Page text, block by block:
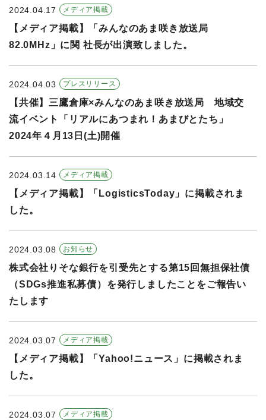
2024.04.17 メディア掲載
【メディア掲載】「みんなのあま咲き放送局
82.0MHz」に関 社長が出演致しました。
2024.04.03 プレスリリース
【共催】三鷹倉庫×みんなのあま咲き放送局 地域交
流イベント「リアルにあつまれ！あまびとたち」
2024年４月13日(土)開催
2024.03.14 メディア掲載
【メディア掲載】「LogisticsToday」に掲載されま
した。
2024.03.08 お知らせ
株式会社りそな銀行を引受先とする第15回無担保社債
（SDGs推進私募債）を発行しましたことをご報告い
たします
2024.03.07 メディア掲載
【メディア掲載】「Yahoo!ニュース」に掲載されま
した。
2024.03.07 メディア掲載